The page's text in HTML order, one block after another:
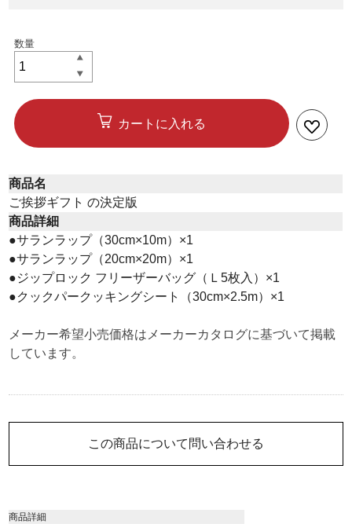
カートに入れる
この商品について問い合わせる
商品詳細
商品名
ご挨拶ギフト の決定版
商品詳細
●サランラップ（30cm×10m）×1
●サランラップ（20cm×20m）×1
●ジップロック フリーザーバッグ（Ｌ5枚入）×1
●クックパークッキングシート（30cm×2.5m）×1
メーカー希望小売価格はメーカーカタログに基づいて掲載
しています。